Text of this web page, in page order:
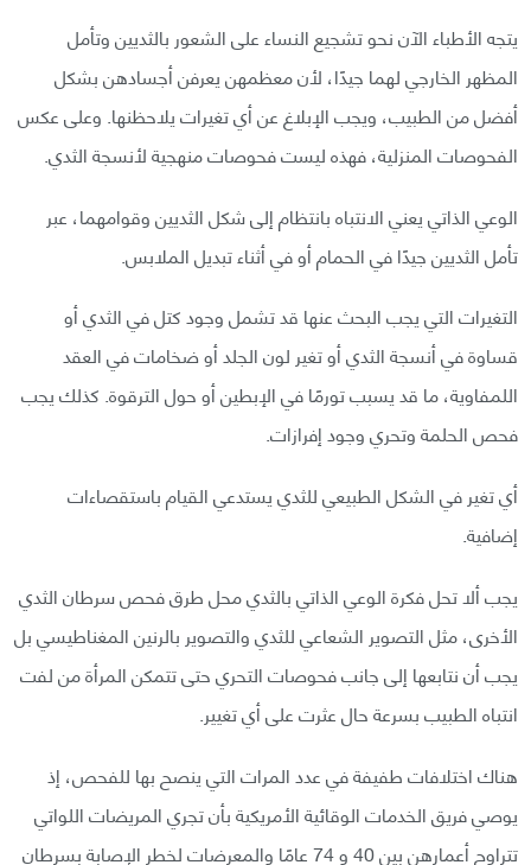
يتجه الأطباء الآن نحو تشجيع النساء على الشعور بالثديين وتأمل
المظهر الخارجي لهما جيدًا، لأن معظمهن يعرفن أجسادهن بشكل
أفضل من الطبيب، ويجب الإبلاغ عن أي تغيرات يلاحظنها. وعلى عكس
الفحوصات المنزلية، فهذه ليست فحوصات منهجية لأنسجة الثدي.
الوعي الذاتي يعني الانتباه بانتظام إلى شكل الثديين وقوامهما، عبر
تأمل الثديين جيدًا في الحمام أو في أثناء تبديل الملابس.
التغيرات التي يجب البحث عنها قد تشمل وجود كتل في الثدي أو
قساوة في أنسجة الثدي أو تغير لون الجلد أو ضخامات في العقد
اللمفاوية، ما قد يسبب تورمًا في الإبطين أو حول الترقوة. كذلك يجب
فحص الحلمة وتحري وجود إفرازات.
أي تغير في الشكل الطبيعي للثدي يستدعي القيام باستقصاءات
إضافية.
يجب ألا تحل فكرة الوعي الذاتي بالثدي محل طرق فحص سرطان الثدي
الأخرى، مثل التصوير الشعاعي للثدي والتصوير بالرنين المغناطيسي بل
يجب أن نتابعها إلى جانب فحوصات التحري حتى تتمكن المرأة من لفت
انتباه الطبيب بسرعة حال عثرت على أي تغيير.
هناك اختلافات طفيفة في عدد المرات التي ينصح بها للفحص، إذ
يوصي فريق الخدمات الوقائية الأمريكية بأن تجري المريضات اللواتي
تتراوح أعمارهن بين 40 و 74 عامًا والمعرضات لخطر الإصابة بسرطان